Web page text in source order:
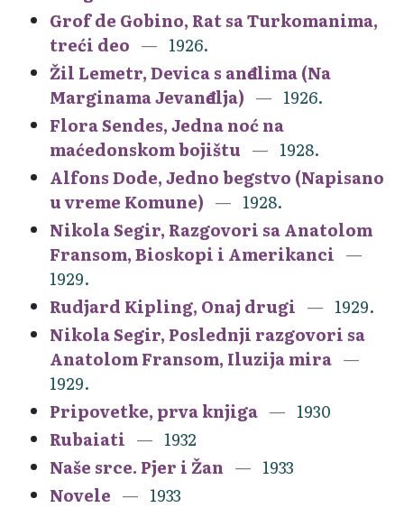
Grof de Gobino, Rat sa Turkomanima,
treći deo
1926.
Žil Lemetr, Devica s anđelima (Na
Marginama Jevanđelja)
1926.
Flora Sendes, Jedna noć na
maćedonskom bojištu
1928.
Alfons Dode, Jedno begstvo (Napisano
u vreme Komune)
1928.
Nikola Segir, Razgovori sa Anatolom
Fransom, Bioskopi i Amerikanci
1929.
Rudjard Kipling, Onaj drugi
1929.
Nikola Segir, Poslednji razgovori sa
Anatolom Fransom, Iluzija mira
1929.
Pripovetke, prva knjiga
1930
Rubaiati
1932
Naše srce. Pjer i Žan
1933
Novele
1933